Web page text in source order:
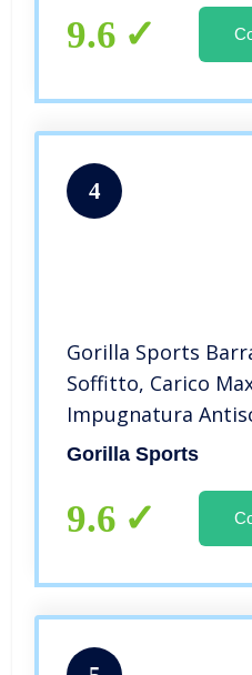
incluso e-book
9.6
4
Gorilla Sports
Soffitto, Carico
Impugnatura
Nero/Bianco –
Sollevamento,
Gorilla Sports
9.6